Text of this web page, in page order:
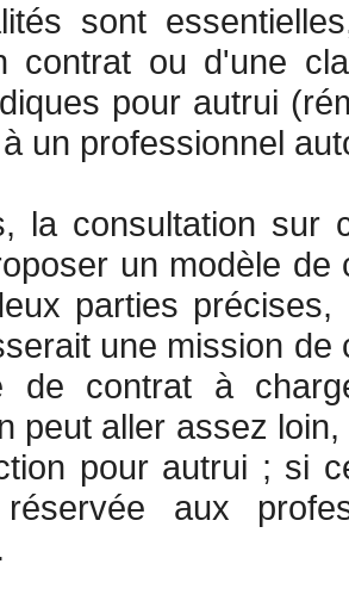
sont
contrat ou d'une
pour autrui
un professionnel
la consultation
un modèle
parties
une mission
de contrat à
peut aller assez
pour autrui ; si
aux